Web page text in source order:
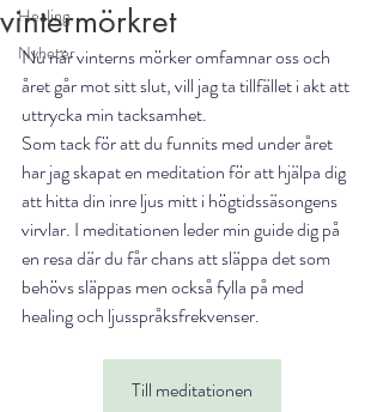
Healing
Nyheter
vintermörkret
Nu när vinterns mörker omfamnar oss och
året går mot sitt slut, vill jag ta tillfället i akt att
uttrycka min tacksamhet.
Som tack för att du funnits med under året
har jag skapat en meditation för att hjälpa dig
att hitta din inre ljus mitt i högtidssäsongens
virvlar. I meditationen leder min guide dig på
en resa där du får chans att släppa det som
behövs släppas men också fylla på med
healing och ljusspråksfrekvenser.
Till meditationen